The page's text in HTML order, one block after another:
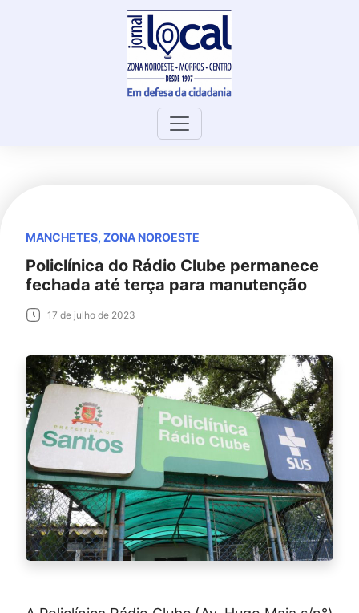
MANCHETES, ZONA NOROESTE
Policlínica do Rádio Clube permanece
fechada até terça para manutenção
17 de julho de 2023